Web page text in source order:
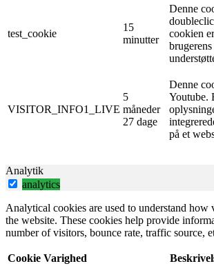
test_cookie
15
minutter
Denne
cookien
VISITOR_INFO1_LIVE
5
måneder
27 dage
Denne
Youtube.
på et
Analytik
analytics
Analytical cookies are used to understand how
the website. These cookies help provide
number of visitors, bounce rate, traffic source,
Cookie Varighed